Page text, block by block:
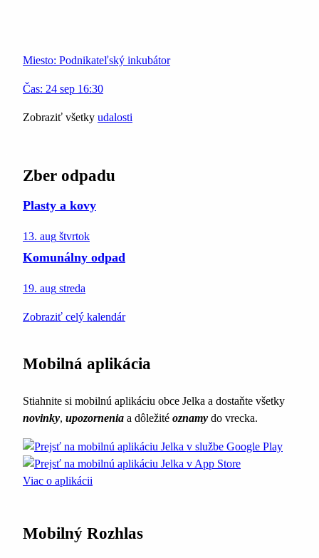
Miesto: Podnikateľský inkubátor
Čas: 24 sep 16:30
Zobraziť všetky udalosti
Zber odpadu
Plasty a kovy
13. aug štvrtok
Komunálny odpad
19. aug streda
Zobraziť celý kalendár
Mobilná aplikácia
Stiahnite si mobilnú aplikáciu obce Jelka a dostaňte všetky
novinky, upozornenia a dôležité oznamy do vrecka.
Viac o aplikácii
Mobilný Rozhlas